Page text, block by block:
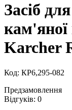
Засіб
кам'яної
Karcher
Код: КР6,295-082
Предзамовлення
Відгуків: 0